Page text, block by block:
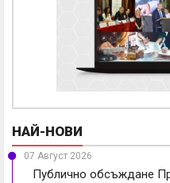
НАЙ-НОВИ
07 Август 2026
Публично обсъждане